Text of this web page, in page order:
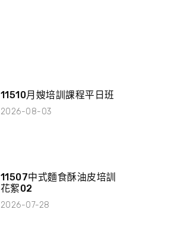
11510月嫂培訓課程平日班
2026-08-03
11507中式麵食酥油皮培訓
花絮02
2026-07-28